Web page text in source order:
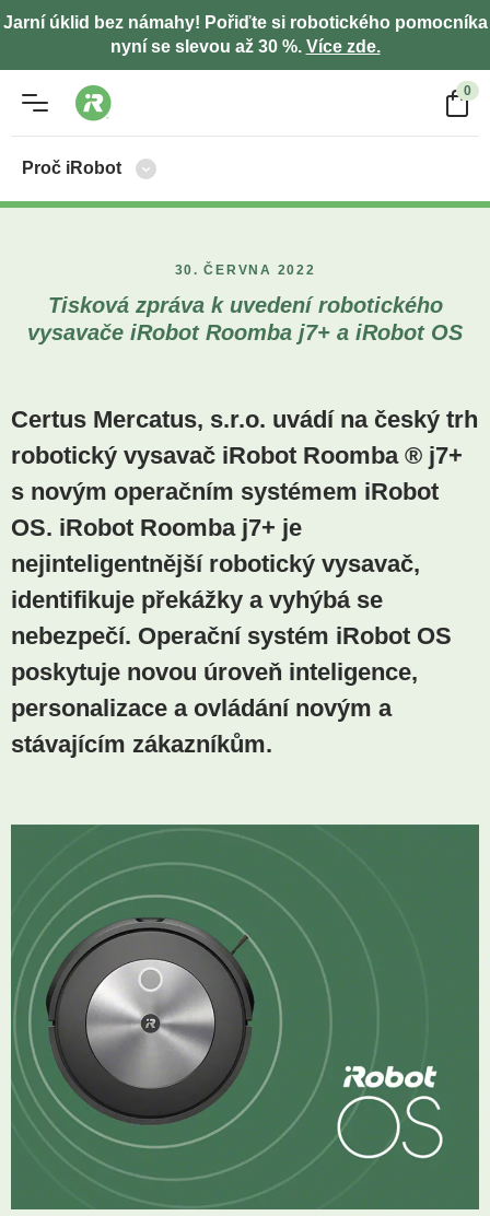
Jarní úklid bez námahy! Pořiďte si robotického pomocníka
nyní se slevou až 30 %. Více zde.
0
Proč iRobot
30. ČERVNA 2022
Tisková zpráva k uvedení robotického
vysavače iRobot Roomba j7+ a iRobot OS
Certus Mercatus, s.r.o. uvádí na český trh
robotický vysavač iRobot Roomba ® j7+
s novým operačním systémem iRobot
OS. iRobot Roomba j7+ je
nejinteligentnější robotický vysavač,
identifikuje překážky a vyhýbá se
nebezpečí. Operační systém iRobot OS
poskytuje novou úroveň inteligence,
personalizace a ovládání novým a
stávajícím zákazníkům.